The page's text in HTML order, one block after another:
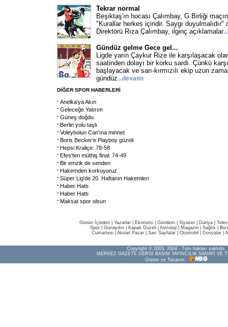
Tekrar normal
Beşiktaş'ın hocası Çalımbay, G.Birliği
"Kurallar herkes içindir. Saygı
Direktörü Rıza Çalımbay, ilginç açıklamalar...
Gündüz gelme Gece gel...
Ligde yarın Çaykur Rize ile karşılaşacak
saatinden dolayı bir korku sardı. Çünkü
başlayacak ve sarı-kırmızılı ekip uzun
gündüz...devamı
DİĞER SPOR HABERLERİ
Anelka'ya Akın
Geleceğe Yatırım
Güneş doğdu
Berlin yolu taşlı
Voleybolun Can'ına minnet
Boris Becker'e Playboy güzeli
Hepsi Kraliçe: 78-58
Efes'ten müthiş final: 74-49
Bir emzik de senden
Hakemden korkuyoruz
Süper Lig'de 20. Haftanın Hakemleri
Haber Hattı
Haber Hattı
Maksat spor olsun
Günün İçinden Yazarlar Ekonomi Gündem Siyaset Dünya |
Spor
Günaydın Kapak Güzeli Astroloji Magazin Sağlık
Cumartesi| Aktüel Pazar| Sarı Sayfalar| Otomobil Dosyalar|
Copyright © 2003, 2004 - Tüm hakları saklıdır.
MERKEZ GAZETE DERGİ BASIM YAYINCILIK SANAYİ VE
Üretim ve Tasarım